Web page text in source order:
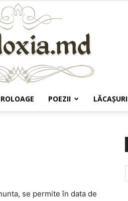
POEZII LĂCAŞURI
se permite în data de